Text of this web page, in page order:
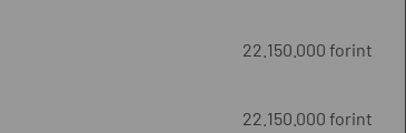
22.150.000 forint
22.150.000 forint